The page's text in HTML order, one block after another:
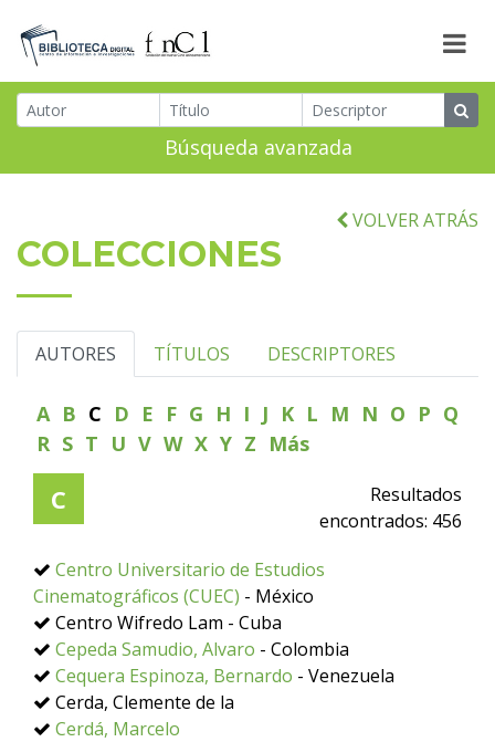
Búsqueda avanzada
VOLVER ATRÁS
COLECCIONES
AUTORES TÍTULOS DESCRIPTORES
A B C D E F G H I J K L M N O P Q
R S T U V W X Y Z Más
C
Resultados
encontrados: 456
Centro Universitario de Estudios
Cinematográficos (CUEC) - México
Centro Wifredo Lam - Cuba
Cepeda Samudio, Alvaro - Colombia
Cequera Espinoza, Bernardo - Venezuela
Cerda, Clemente de la
Cerdá, Marcelo